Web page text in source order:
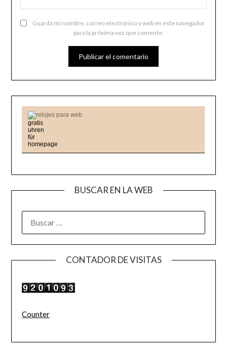
Guarda mi nombre, correo electrónico y web en este navegador
para la próxima vez que comente.
relojes para web
BUSCAR EN LA WEB
CONTADOR DE VISITAS
Counter